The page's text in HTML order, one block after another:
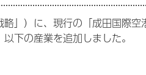
」）に、現行の「成田国際
下の産業を追加しました。